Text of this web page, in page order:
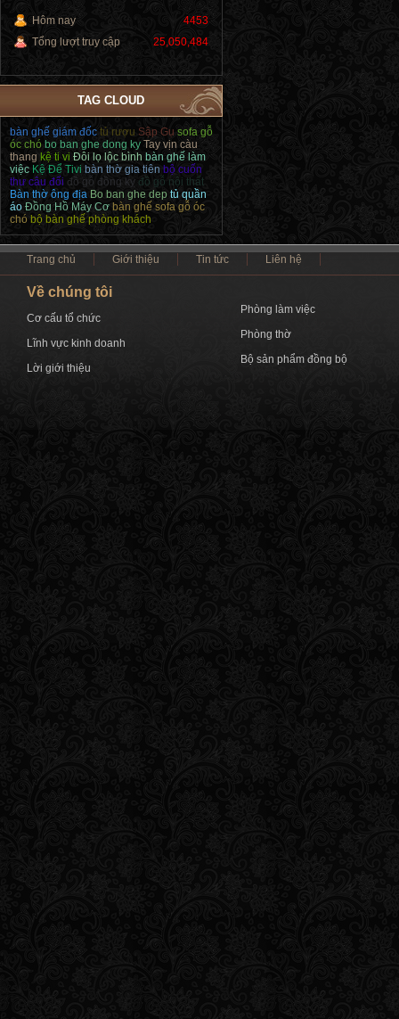
Hôm nay
4453
Tổng lượt truy cập
25,050,484
TAG CLOUD
bàn ghế giám đốc tủ rượu Sập Gụ sofa gỗ
óc chó bo ban ghe dong ky Tay vịn càu
thang kệ ti vi Đôi lọ lộc bình bàn ghế làm
việc Kệ Để Tivi bàn thờ gia tiên bộ cuốn
thư câu đối đồ gỗ đồng kỵ đồ gỗ nội thất
Bàn thờ ông địa Bo ban ghe dep tủ quần
áo Đồng Hồ Máy Cơ bàn ghế sofa gỗ óc
chó bộ bàn ghế phòng khách
Trang chủ Giới thiệu Tin tức Liên hệ
Về chúng tôi
Cơ cấu tổ chức
Lĩnh vực kinh doanh
Lời giới thiệu
Phòng làm việc
Phòng thờ
Bộ sản phẩm đồng bộ